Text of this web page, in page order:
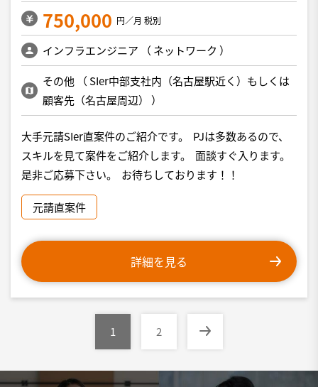
750,000 円／月 税別
インフラエンジニア （ ネットワーク ）
その他 （ SIer中部支社内（名古屋駅近く）もしくは
顧客先（名古屋周辺）
）
大手元請SIer直案件のご紹介です。 PJは多数あるので、
スキルを見て案件をご紹介します。 面談すぐ入ります。
是非ご応募下さい。 お待ちしております！！
元請直案件
詳細を見る
1 2